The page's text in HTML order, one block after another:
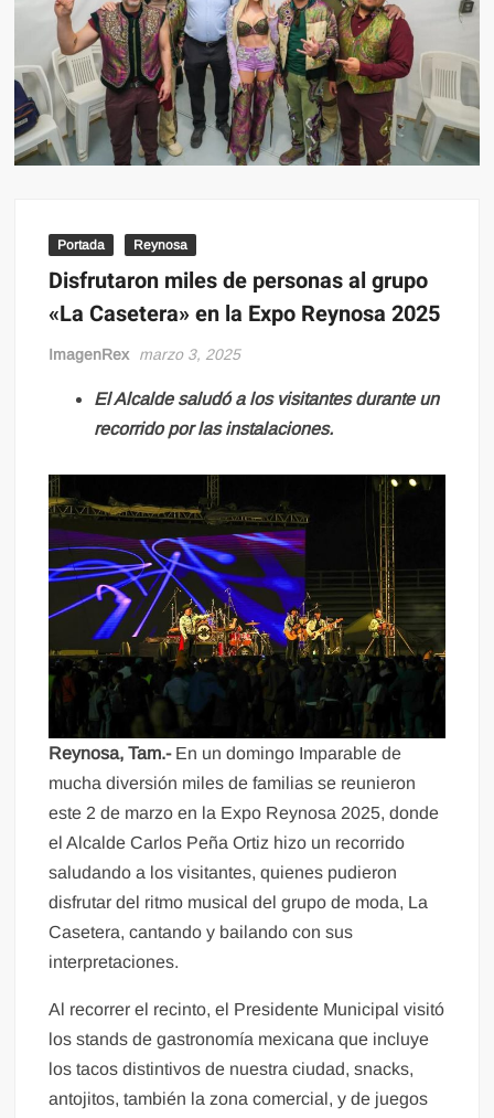
Portada Reynosa
Disfrutaron miles de personas al grupo
«La Casetera» en la Expo Reynosa 2025
ImagenRex marzo 3, 2025
El Alcalde saludó a los visitantes durante un
recorrido por las instalaciones.
Reynosa, Tam.-En un domingo Imparable de
mucha diversión miles de familias se reunieron
este 2 de marzo en la Expo Reynosa 2025, donde
el Alcalde Carlos Peña Ortiz hizo un recorrido
saludando a los visitantes, quienes pudieron
disfrutar del ritmo musical del grupo de moda, La
Casetera, cantando y bailando con sus
interpretaciones.
Al recorrer el recinto, el Presidente Municipal visitó
los stands de gastronomía mexicana que incluye
los tacos distintivos de nuestra ciudad, snacks,
antojitos, también la zona comercial, y de juegos